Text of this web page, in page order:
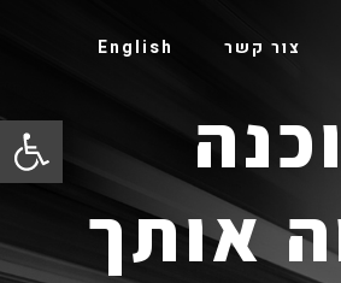
פתח
צור קשר English
אותך